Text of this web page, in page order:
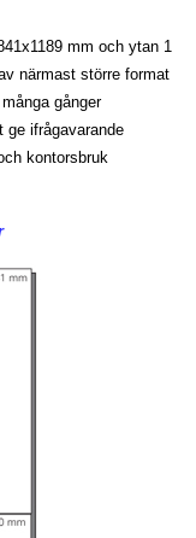
mm och ytan 1
närmast större format
gånger
ge ifrågavarande
kontorsbruk